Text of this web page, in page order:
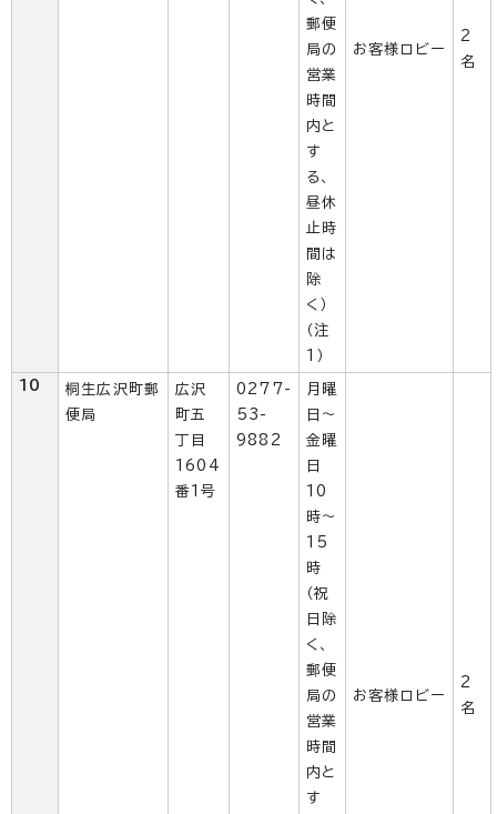
郵便
局の
営業
時間
内と
す
る、
昼休
止時
間は
除
く）
（注
1）
お客様ロビー
2
名
10
桐生広沢町郵
便局
広沢
町五
丁目
1604
番1号
0277-
53-
9882
月曜
日～
金曜
日
10
時～
15
時
（祝
日除
く、
郵便
局の
営業
時間
内と
す
お客様ロビー
2
名